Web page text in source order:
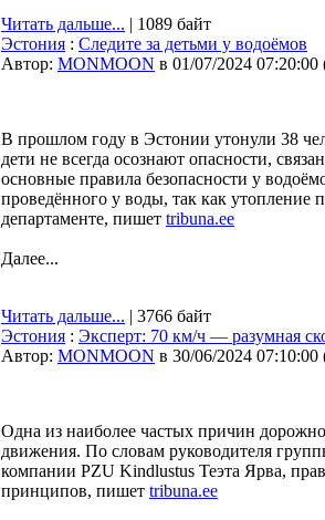
Читать дальше... | 1089 байт
Эстония : Следите за детьми у водоёмов
Автор: MONMOON в 01/07/2024 07:20:00
В прошлом году в Эстонии утонули 38
дети не всегда осознают опасности,
основные правила безопасности у
проведённого у воды, так как утопление
департаменте, пишет tribuna.ee
Далее...
Читать дальше... | 3766 байт
Эстония : Эксперт: 70 км/ч — разумная
Автор: MONMOON в 30/06/2024 07:10:00
Одна из наиболее частых причин
движения. По словам руководителя
компании PZU Kindlustus Теэта Ярва,
принципов, пишет tribuna.ee